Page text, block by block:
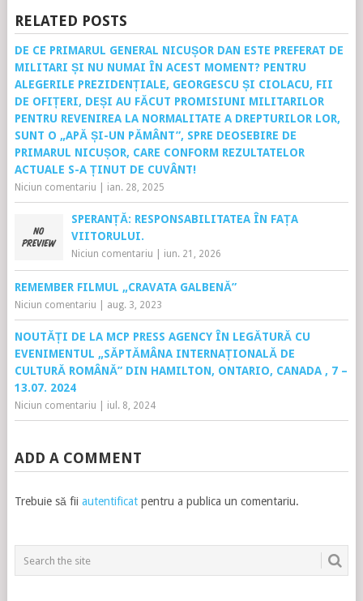
RELATED POSTS
DE CE PRIMARUL GENERAL NICUȘOR DAN ESTE PREFERAT DE
MILITARI ȘI NU NUMAI ÎN ACEST MOMENT? PENTRU
ALEGERILE PREZIDENȚIALE, GEORGESCU ȘI CIOLACU, FII
DE OFIȚERI, DEȘI AU FĂCUT PROMISIUNI MILITARILOR
PENTRU REVENIREA LA NORMALITATE A DREPTURILOR LOR,
SUNT O „APĂ ȘI-UN PĂMÂNT”, SPRE DEOSEBIRE DE
PRIMARUL NICUȘOR, CARE CONFORM REZULTATELOR
ACTUALE S-A ȚINUT DE CUVÂNT!
Niciun comentariu ian. 28, 2025
SPERANȚĂ: RESPONSABILITATEA ÎN FAȚA
VIITORULUI.
Niciun comentariu iun. 21, 2026
REMEMBER FILMUL „CRAVATA GALBENĂ”
Niciun comentariu aug. 3, 2023
NOUTĂȚI DE LA MCP PRESS AGENCY ÎN LEGĂTURĂ CU
EVENIMENTUL „SĂPTĂMÂNA INTERNAȚIONALĂ DE
CULTURĂ ROMÂNĂ” DIN HAMILTON, ONTARIO, CANADA , 7 –
13.07. 2024
Niciun comentariu iul. 8, 2024
ADD A COMMENT
Trebuie să fii autentificatpentru a publica un comentariu.